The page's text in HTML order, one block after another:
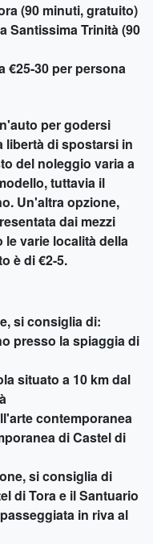
(90 minuti, gratuito)
Santissima Trinità (90
€25-30 per persona
per godersi
libertà di spostarsi in
del noleggio varia a
tuttavia il
Un'altra opzione,
dai mezzi
varie località della
è di €2-5.
si consiglia di:
presso la spiaggia di
situato a 10 km dal
contemporanea
di Castel di
si consiglia di
di Tora e il Santuario
in riva al